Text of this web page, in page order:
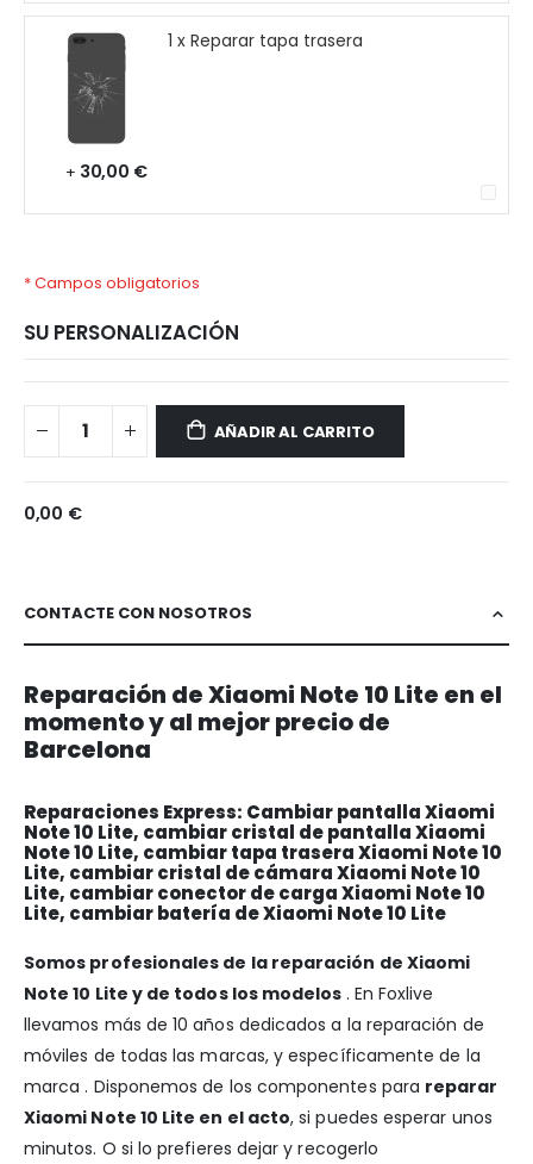
1 x Reparar tapa trasera
+ 30,00 €
* Campos obligatorios
SU PERSONALIZACIÓN
AÑADIR AL CARRITO
0,00 €
CONTACTE CON NOSOTROS
Reparación de Xiaomi Note 10 Lite en el
momento y al mejor precio de
Barcelona
Reparaciones Express: Cambiar pantalla Xiaomi
Note 10 Lite, cambiar cristal de pantalla Xiaomi
Note 10 Lite, cambiar tapa trasera Xiaomi Note 10
Lite, cambiar cristal de cámara Xiaomi Note 10
Lite, cambiar conector de carga Xiaomi Note 10
Lite, cambiar batería de Xiaomi Note 10 Lite
Somos profesionales de la reparación de Xiaomi
Note 10 Lite y de todos los modelos . En Foxlive
llevamos más de 10 años dedicados a la reparación de
móviles de todas las marcas, y específicamente de la
marca . Disponemos de los componentes para reparar
Xiaomi Note 10 Lite en el acto, si puedes esperar unos
minutos. O si lo prefieres dejar y recogerlo